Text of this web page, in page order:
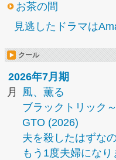
お茶の間
見逃したドラマは
クール
2026年7月期
月
風、薫る
ブラックトリック
GTO (2026)
夫を殺したはずな
もう1度夫婦にな